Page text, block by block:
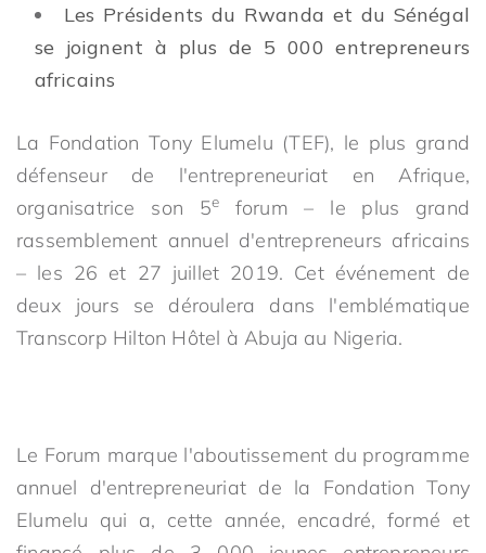
Les Présidents du Rwanda et du Sénégal
se joignent à plus de 5 000 entrepreneurs
africains
La Fondation Tony Elumelu (TEF), le plus grand
défenseur de l'entrepreneuriat en Afrique,
organisatrice son 5e
forum – le plus grand
rassemblement annuel d'entrepreneurs africains
– les 26 et 27 juillet 2019. Cet événement de
deux jours se déroulera dans l'emblématique
Transcorp Hilton Hôtel à Abuja au Nigeria.
Le Forum marque l'aboutissement du programme
annuel d'entrepreneuriat de la Fondation Tony
Elumelu qui a, cette année, encadré, formé et